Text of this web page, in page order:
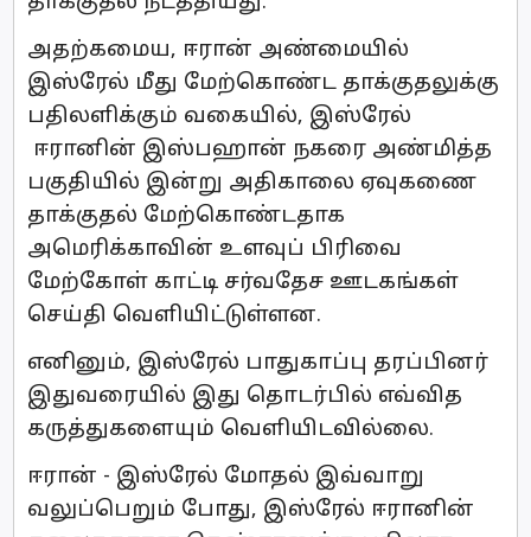
அதற்கமைய, ஈரான் அண்மையில்
இஸ்ரேல் மீது மேற்கொண்ட தாக்குதலுக்கு
பதிலளிக்கும் வகையில், இஸ்ரேல்
ஈரானின் இஸ்பஹான் நகரை அண்மித்த
பகுதியில் இன்று அதிகாலை ஏவுகணை
தாக்குதல் மேற்கொண்டதாக
அமெரிக்காவின் உளவுப் பிரிவை
மேற்கோள் காட்டி சர்வதேச ஊடகங்கள்
செய்தி வெளியிட்டுள்ளன.
எனினும், இஸ்ரேல் பாதுகாப்பு தரப்பினர்
இதுவரையில் இது தொடர்பில் எவ்வித
கருத்துகளையும் வெளியிடவில்லை.
ஈரான் - இஸ்ரேல் மோதல் இவ்வாறு
வலுப்பெறும் போது, இஸ்ரேல் ஈரானின்